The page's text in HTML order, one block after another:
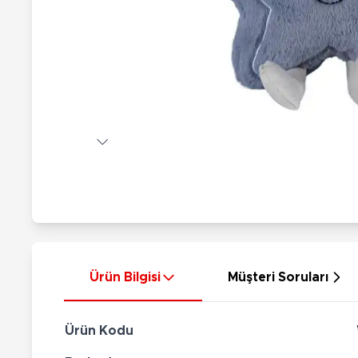
Silahlar
Silah Setleri
Kılıç Setleri
Ürün Bilgisi Müşteri Soruları
Ürün Kodu